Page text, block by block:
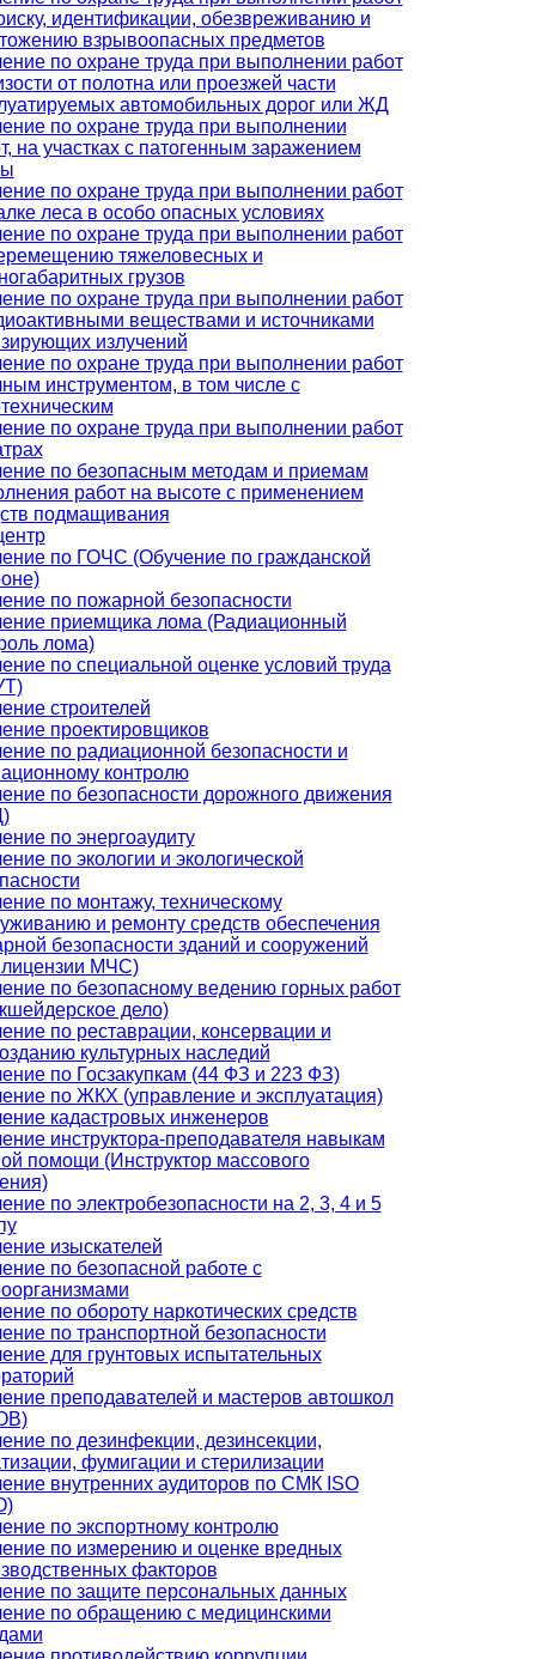
идентификации, обезвреживанию и
взрывоопасных предметов
по охране труда при выполнении работ
от полотна или проезжей части
автомобильных дорог или ЖД
по охране труда при выполнении
на участках с патогенным заражением
по охране труда при выполнении работ
леса в особо опасных условиях
по охране труда при выполнении работ
тяжеловесных и
грузов
по охране труда при выполнении работ
веществами и источниками
излучений
по охране труда при выполнении работ
инструментом, в том числе с
по охране труда при выполнении работ
по безопасным методам и приемам
работ на высоте с применением
подмащивания
по ГОЧС (Обучение по гражданской
по пожарной безопасности
приемщика лома (Радиационный
лома)
по специальной оценке условий труда
строителей
проектировщиков
по радиационной безопасности и
контролю
по безопасности дорожного движения
по энергоаудиту
по экологии и экологической
по монтажу, техническому
и ремонту средств обеспечения
безопасности зданий и сооружений
МЧС)
по безопасному ведению горных работ
дело)
по реставрации, консервации и
культурных наследий
по Госзакупкам (44 ФЗ и 223 ФЗ)
по ЖКХ (управление и эксплуатация)
кадастровых инженеров
инструктора-преподавателя навыкам
помощи (Инструктор массового
по электробезопасности на 2, 3, 4 и 5
изыскателей
по безопасной работе с
по обороту наркотических средств
по транспортной безопасности
для грунтовых испытательных
преподавателей и мастеров автошкол
по дезинфекции, дезинсекции,
фумигации и стерилизации
внутренних аудиторов по СМК ISO
по экспортному контролю
по измерению и оценке вредных
факторов
по защите персональных данных
по обращению с медицинскими